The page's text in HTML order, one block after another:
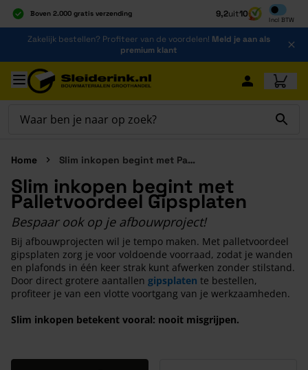
Boven 2.000 gratis verzending
Al 40 jaar dé specialist
Alles onder één dak
9,2uit10
Incl BTW
Inclusief
Ga naar de inhoud
Zakelijk bestellen? Profiteer van de voordelen! Meld je aan als
premium klant
Ga naar hoofdinhoud
Home Slim inkopen begint met Palletvoordeel Gipsplaten
Slim inkopen begint met
Palletvoordeel Gipsplaten
Bespaar ook op je afbouwproject!
Bij afbouwprojecten wil je tempo maken. Met palletvoordeel
gipsplaten zorg je voor voldoende voorraad, zodat je wanden
en plafonds in één keer strak kunt afwerken zonder stilstand.
Door direct grotere aantallen gipsplaten te bestellen,
profiteer je van een vlotte voortgang van je werkzaamheden.
Slim inkopen betekent vooral: nooit misgrijpen.